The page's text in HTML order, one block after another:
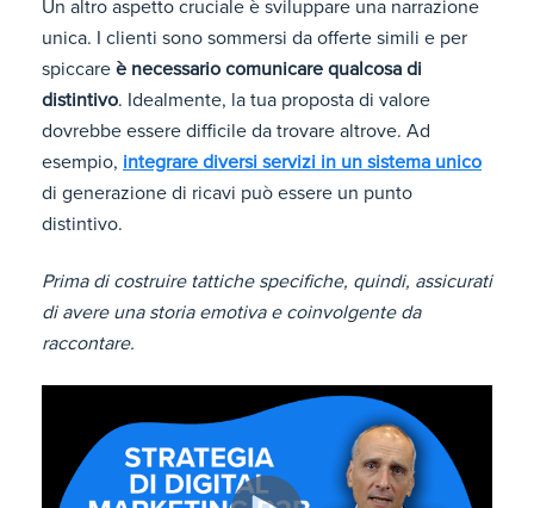
Un altro aspetto cruciale è sviluppare una narrazione
unica. I clienti sono sommersi da offerte simili e per
spiccare è necessario comunicare qualcosa di
distintivo. Idealmente, la tua proposta di valore
dovrebbe essere difficile da trovare altrove. Ad
esempio, integrare diversi servizi in un sistema unico
di generazione di ricavi può essere un punto
distintivo.
Prima di costruire tattiche specifiche, quindi, assicurati
di avere una storia emotiva e coinvolgente da
raccontare.